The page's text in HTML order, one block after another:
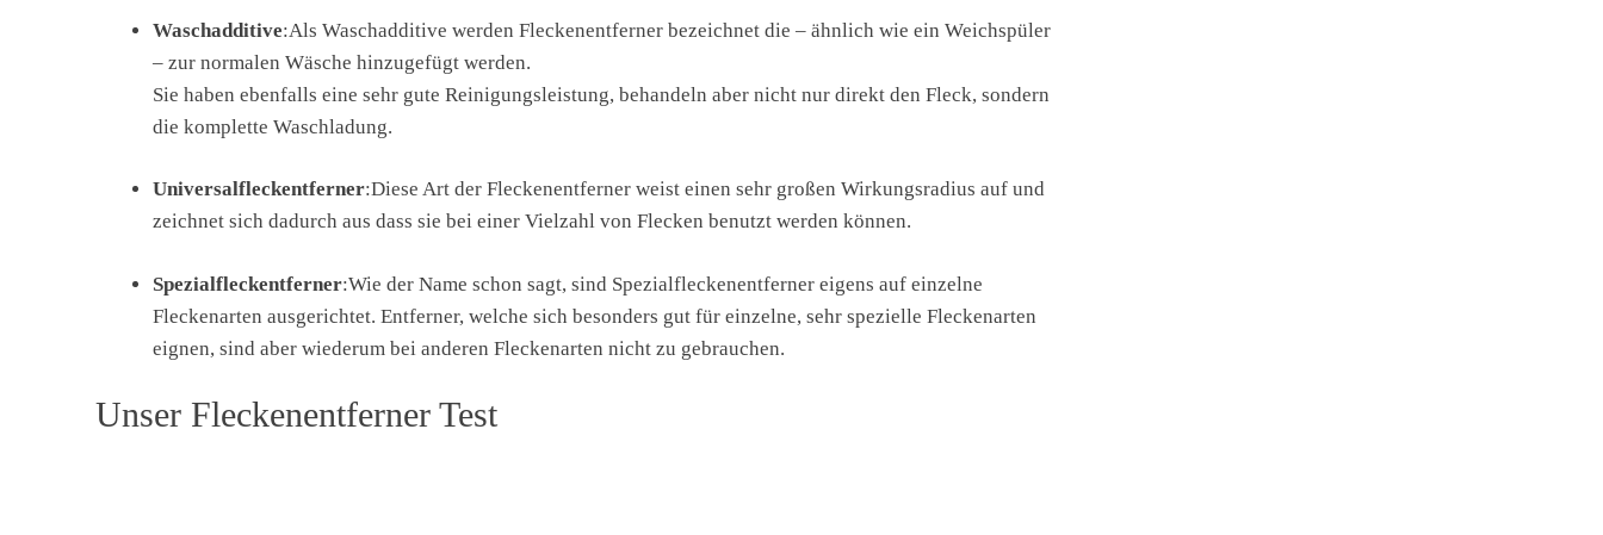
Waschadditive:Als Waschadditive werden Fleckenentferner bezeichnet die – ähnlich wie ein Weichspüler
– zur normalen Wäsche hinzugefügt werden.
Sie haben ebenfalls eine sehr gute Reinigungsleistung, behandeln aber nicht nur direkt den Fleck, sondern
die komplette Waschladung.
Universalfleckentferner:Diese Art der Fleckenentferner weist einen sehr großen Wirkungsradius auf und
zeichnet sich dadurch aus dass sie bei einer Vielzahl von Flecken benutzt werden können.
Spezialfleckentferner:Wie der Name schon sagt, sind Spezialfleckenentferner eigens auf einzelne
Fleckenarten ausgerichtet. Entferner, welche sich besonders gut für einzelne, sehr spezielle Fleckenarten
eignen, sind aber wiederum bei anderen Fleckenarten nicht zu gebrauchen.
Unser Fleckenentferner Test